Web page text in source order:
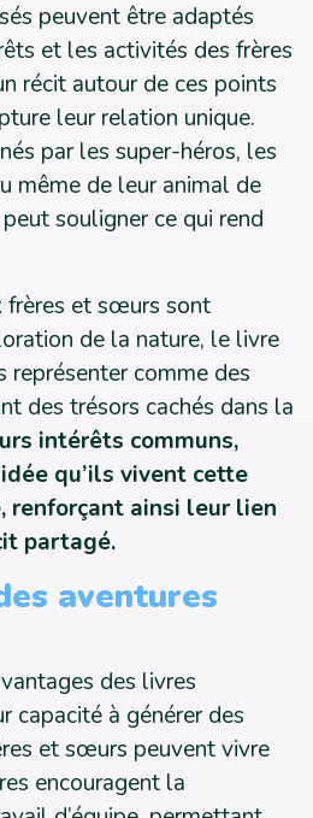
peuvent être adaptés
et les activités des frères
récit autour de ces points
leur relation unique.
par les super-héros, les
même de leur animal de
souligner ce qui rend
frères et sœurs sont
de la nature, le livre
représenter comme des
des trésors cachés dans la
intérêts communs,
qu’ils vivent cette
renforçant ainsi leur lien
partagé.
aventures
des livres
capacité à générer des
et sœurs peuvent vivre
encouragent la